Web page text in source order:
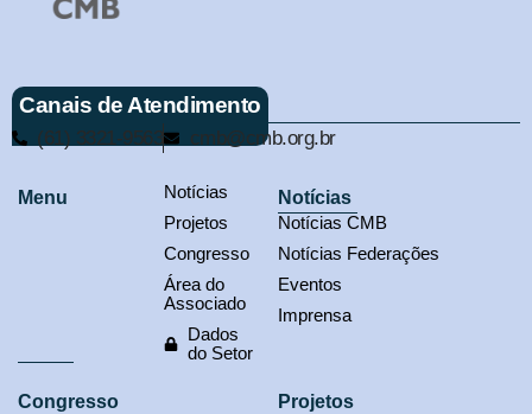
Canais de Atendimento
(61) 3321-9563 cmb@cmb.org.br
Menu
Notícias
Projetos
Congresso
Área do
Associado
Dados
do Setor
Notícias
Notícias CMB
Notícias Federações
Eventos
Imprensa
Congresso
Projetos